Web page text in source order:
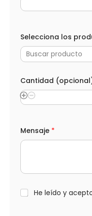
s
l
s
Selecciona los
Buscar producto
Cantidad
Mensaje *
L
O
He leído y